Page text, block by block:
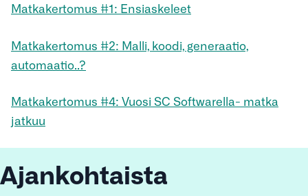
Matkakertomus #1: Ensiaskeleet
Matkakertomus #2: Malli, koodi, generaatio,
automaatio..?
Matkakertomus #4: Vuosi SC Softwarella- matka
jatkuu
Ajankohtaista